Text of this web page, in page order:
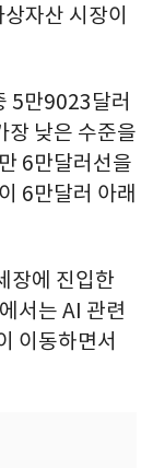
자산 시장이
5만9023달러
장 낮은 수준을
6만달러선을
6만달러 아래
장에 진입한
서는 AI 관련
이동하면서